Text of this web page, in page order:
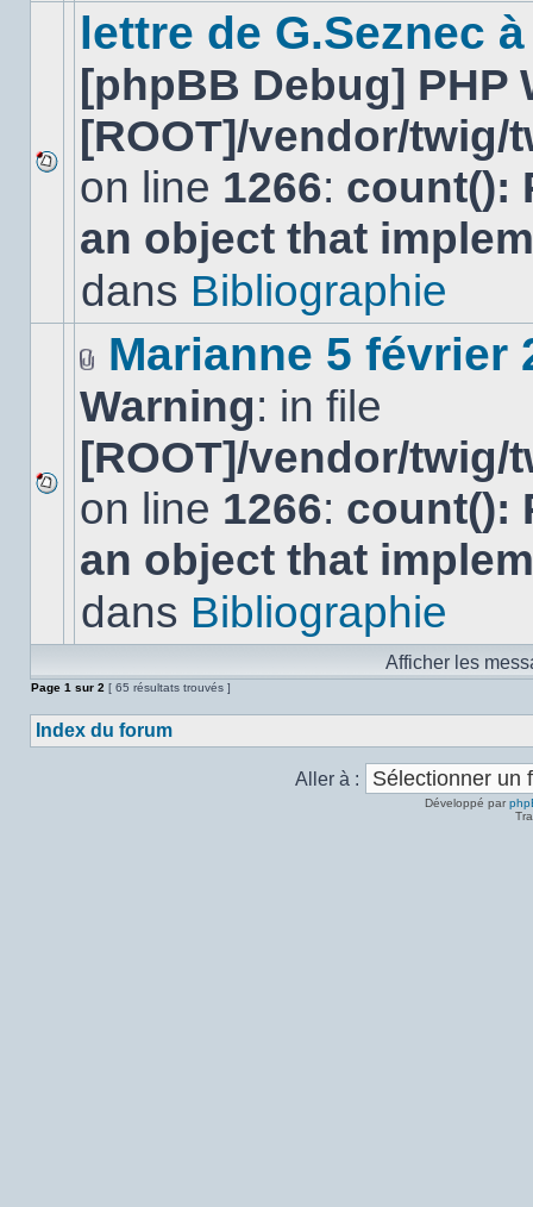
sujet.
Aucun
nouveau
message
non-
dans
lettre de G.Seznec
[phpBB Debug] PHP
[ROOT]/vendor/
on line 1266: count():
an object that
dans Bibliographie
Aucun
nouveau
message
non-
dans
joint(s)
Marianne 5 février
Warning: in file
[ROOT]/vendor/
on line 1266: count():
an object that
dans Bibliographie
Afficher les
Page 1 sur 2 [ 65 résultats trouvés ]
Index du forum
Aller à :
Développé par